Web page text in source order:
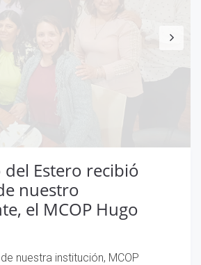
del Estero recibió
nuestro
el MCOP Hugo
nuestra institución, MCOP